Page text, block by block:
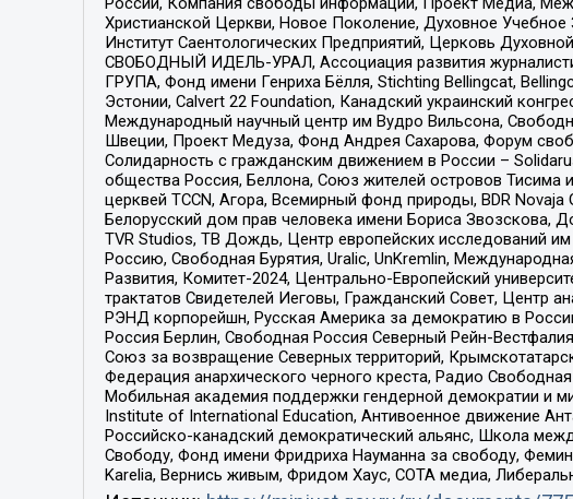
Христианской Церкви, Новое Поколение, Духовное
Институт Саентологических Предприятий, Церковь
СВОБОДНЫЙ ИДЕЛЬ-УРАЛ, Ассоциация развития
ГРУПА, Фонд имени Генриха Бёлля, Stichting Bellingcat,
Эстонии, Calvert 22 Foundation, Канадский украинский
Международный научный центр им Вудро Вильсона,
Швеции, Проект Медуза, Фонд Андрея Сахарова, Форум
Солидарность с гражданским движением в России –
общества Россия, Беллона, Союз жителей островов
церквей TCCN, Агора, Всемирный фонд природы, BDR
Белорусский дом прав человека имени Бориса Звозскова,
TVR Studios, ТВ Дождь, Центр европейских исследований
Россию, Свободная Бурятия, Uralic, UnKremlin,
Развития, Комитет-2024, Центрально-Европейский
трактатов Свидетелей Иеговы, Гражданский Совет, Центр
РЭНД корпорейшн, Русская Америка за демократию в
Россия Берлин, Свободная Россия Северный Рейн-
Союз за возвращение Северных территорий,
Федерация анархического черного креста, Радио
Мобильная академия поддержки гендерной демократии и
Institute of International Education, Антивоенное движение
Российско-канадский демократический альянс, Школа
Свободу, Фонд имени Фридриха Науманна за свободу,
Karelia, Вернись живым, Фридом Хаус, СОТА медиа,